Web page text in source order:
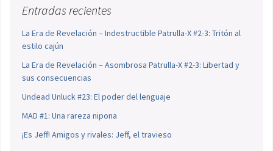
Entradas recientes
La Era de Revelación – Indestructible Patrulla-X #2-3: Tritón al
estilo cajún
La Era de Revelación – Asombrosa Patrulla-X #2-3: Libertad y
sus consecuencias
Undead Unluck #23: El poder del lenguaje
MAD #1: Una rareza nipona
¡Es Jeff! Amigos y rivales: Jeff, el travieso